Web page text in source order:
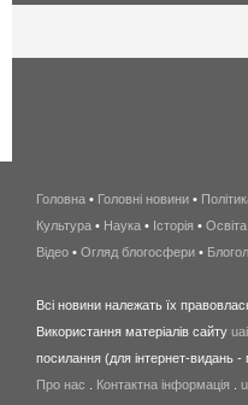
Головна • Головні новини •
Культура • Наука • Історія • Освіта
Відео • Огляд блогосфери •
Всі новини належать їх
Використання матеріалів сайту
посилання (для інтернет-видань -
Про нас
Контактна інформація